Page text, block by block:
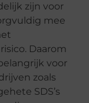
zijn voor
mee
Daarom
voor
zoals
SDS’s